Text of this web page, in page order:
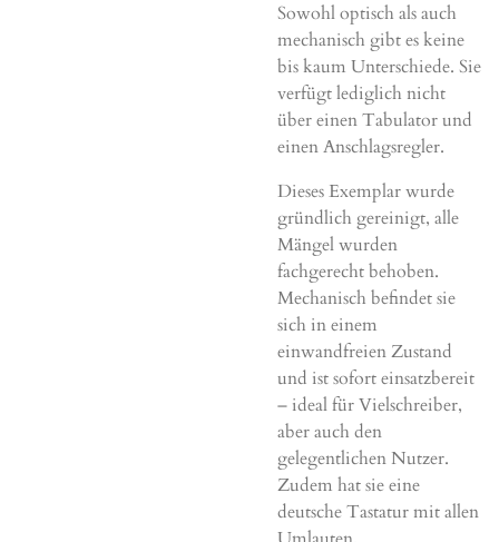
Sowohl optisch als auch
mechanisch gibt es keine
bis kaum Unterschiede. Sie
verfügt lediglich nicht
über einen Tabulator und
einen Anschlagsregler.
Dieses Exemplar wurde
gründlich gereinigt, alle
Mängel wurden
fachgerecht behoben.
Mechanisch befindet sie
sich in einem
einwandfreien Zustand
und ist sofort einsatzbereit
– ideal für Vielschreiber,
aber auch den
gelegentlichen Nutzer.
Zudem hat sie eine
deutsche Tastatur mit allen